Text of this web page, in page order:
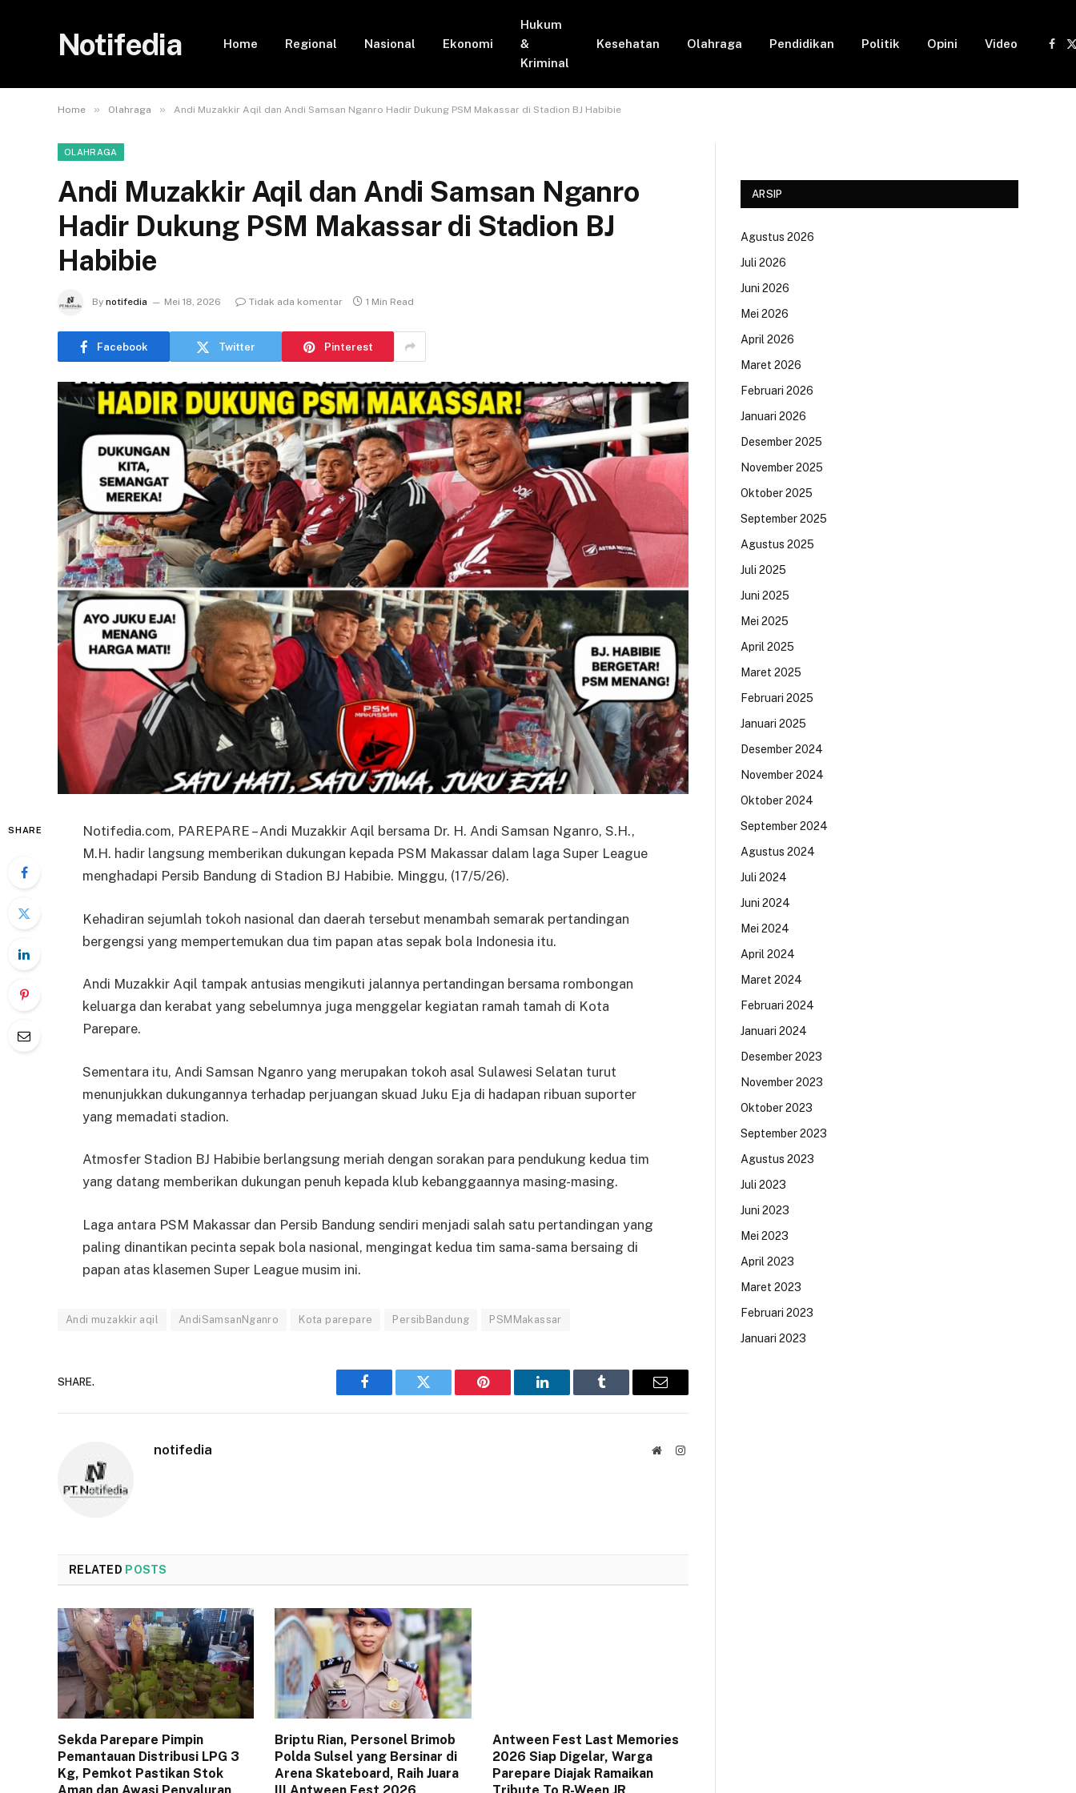
Notifedia Home Regional Nasional Ekonomi
Hukum
&
Kriminal
Kesehatan Olahraga Pendidikan Politik Opini Video
Home » Olahraga » Andi Muzakkir Aqil dan Andi Samsan Nganro Hadir Dukung PSM Makassar di Stadion BJ Habibie
OLAHRAGA
Andi Muzakkir Aqil dan Andi Samsan Nganro
Hadir Dukung PSM Makassar di Stadion BJ
Habibie
By notifedia Mei 18, 2026 Tidak ada komentar 1 Min Read
Facebook Twitter Pinterest
SHARE
Notifedia.com, PAREPARE – Andi Muzakkir Aqil bersama Dr. H. Andi Samsan Nganro, S.H.,
M.H. hadir langsung memberikan dukungan kepada PSM Makassar dalam laga Super League
menghadapi Persib Bandung di Stadion BJ Habibie. Minggu, (17/5/26).
Kehadiran sejumlah tokoh nasional dan daerah tersebut menambah semarak pertandingan
bergengsi yang mempertemukan dua tim papan atas sepak bola Indonesia itu.
Andi Muzakkir Aqil tampak antusias mengikuti jalannya pertandingan bersama rombongan
keluarga dan kerabat yang sebelumnya juga menggelar kegiatan ramah tamah di Kota
Parepare.
Sementara itu, Andi Samsan Nganro yang merupakan tokoh asal Sulawesi Selatan turut
menunjukkan dukungannya terhadap perjuangan skuad Juku Eja di hadapan ribuan suporter
yang memadati stadion.
Atmosfer Stadion BJ Habibie berlangsung meriah dengan sorakan para pendukung kedua tim
yang datang memberikan dukungan penuh kepada klub kebanggaannya masing-masing.
Laga antara PSM Makassar dan Persib Bandung sendiri menjadi salah satu pertandingan yang
paling dinantikan pecinta sepak bola nasional, mengingat kedua tim sama-sama bersaing di
papan atas klasemen Super League musim ini.
Andi muzakkir aqil AndiSamsanNganro Kota parepare PersibBandung PSMMakassar
SHARE.
Facebook Twitter Pinterest LinkedIn Tumblr Email
notifedia WebsiteInstagram
RELATED POSTS
Sekda Parepare Pimpin
Pemantauan Distribusi LPG 3
Kg, Pemkot Pastikan Stok
Briptu Rian, Personel Brimob
Polda Sulsel yang Bersinar di
Arena Skateboard, Raih Juara
Antween Fest Last Memories
2026 Siap Digelar, Warga
Parepare Diajak Ramaikan
ARSIP
Agustus 2026
Juli 2026
Juni 2026
Mei 2026
April 2026
Maret 2026
Februari 2026
Januari 2026
Desember 2025
November 2025
Oktober 2025
September 2025
Agustus 2025
Juli 2025
Juni 2025
Mei 2025
April 2025
Maret 2025
Februari 2025
Januari 2025
Desember 2024
November 2024
Oktober 2024
September 2024
Agustus 2024
Juli 2024
Juni 2024
Mei 2024
April 2024
Maret 2024
Februari 2024
Januari 2024
Desember 2023
November 2023
Oktober 2023
September 2023
Agustus 2023
Juli 2023
Juni 2023
Mei 2023
April 2023
Maret 2023
Februari 2023
Januari 2023